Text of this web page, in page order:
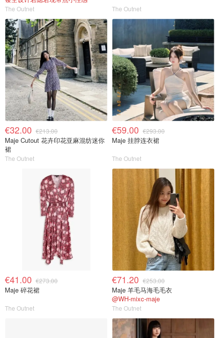
The Outnet The Outnet
€32.00 €213.00
Maje Cutout 花卉印花亚麻混纺迷你
裙
The Outnet
€59.00 €293.00
Maje 挂脖连衣裙
The Outnet
€41.00 €273.00
Maje 碎花裙
The Outnet
€71.20 €253.00
Maje 羊毛马海毛毛衣
@WH-mixc-maje
The Outnet